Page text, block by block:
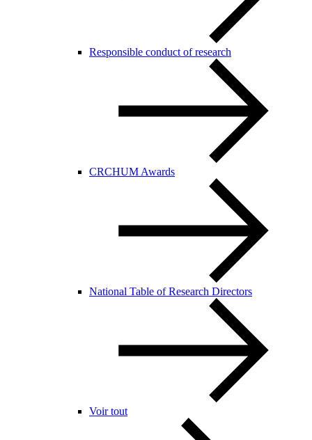
Responsible conduct of research
CRCHUM Awards
National Table of Research Directors
Voir tout